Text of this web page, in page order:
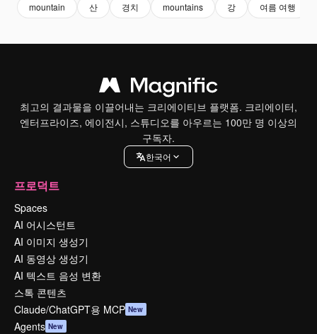
mountain 산 경치 mountains 강 여름 여행
최고의 결과물을 이끌어내는 크리에이티브 플랫폼. 크리에이터,
엔터프라이즈, 에이전시, 스튜디오를 아우르는 100만 명 이상의
구독자.
한국어
프로덕트
Spaces
AI 어시스턴트
AI 이미지 생성기
AI 동영상 생성기
AI 텍스트 음성 변환
스톡 콘텐츠
Claude/ChatGPT용 MCP New
Agents New